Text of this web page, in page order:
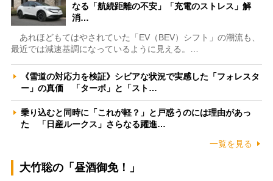
なる「航続距離の不安」「充電のストレス」解
消…
あれほどもてはやされていた「EV（BEV）シフト」の潮流も、
最近では減速基調になっているように見える。…
《雪道の対応力を検証》シビアな状況で実感した「フォレスタ
ー」の真価 「ターボ」と「スト…
乗り込むと同時に「これが軽？」と戸惑うのには理由があっ
た 「日産ルークス」さらなる躍進…
一覧を見る
大竹聡の「昼酒御免！」